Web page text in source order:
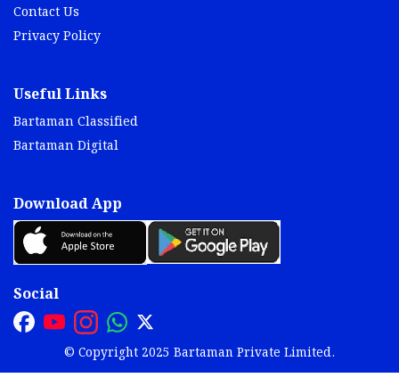
Contact Us
Privacy Policy
Useful Links
Bartaman Classified
Bartaman Digital
Download App
Social
© Copyright 2025 Bartaman Private Limited.